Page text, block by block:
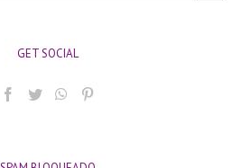
GET SOCIAL